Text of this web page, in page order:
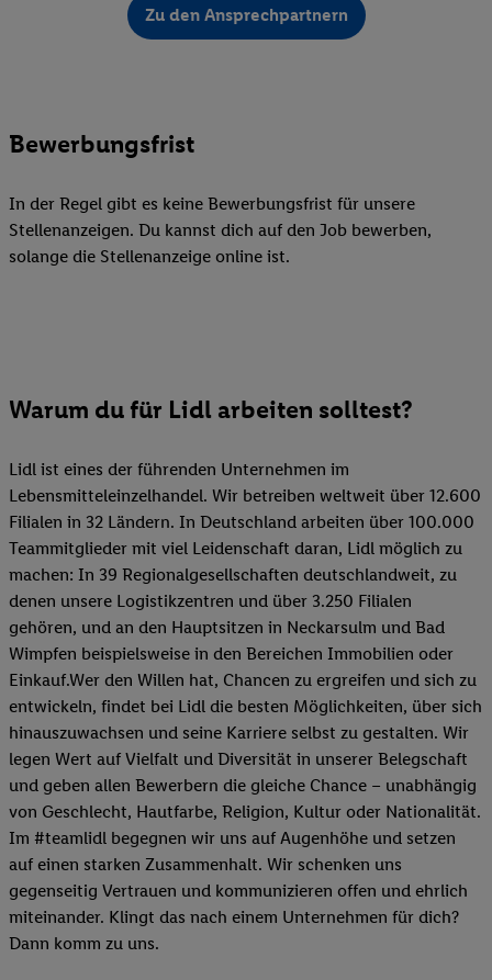
Zu den Ansprechpartnern
Bewerbungsfrist
In der Regel gibt es keine Bewerbungsfrist für unsere
Stellenanzeigen. Du kannst dich auf den Job bewerben,
solange die Stellenanzeige online ist.
Warum du für Lidl arbeiten solltest?
Lidl ist eines der führenden Unternehmen im
Lebensmitteleinzelhandel. Wir betreiben weltweit über 12.600
Filialen in 32 Ländern. In Deutschland arbeiten über 100.000
Teammitglieder mit viel Leidenschaft daran, Lidl möglich zu
machen: In 39 Regionalgesellschaften deutschlandweit, zu
denen unsere Logistikzentren und über 3.250 Filialen
gehören, und an den Hauptsitzen in Neckarsulm und Bad
Wimpfen beispielsweise in den Bereichen Immobilien oder
Einkauf.Wer den Willen hat, Chancen zu ergreifen und sich zu
entwickeln, findet bei Lidl die besten Möglichkeiten, über sich
hinauszuwachsen und seine Karriere selbst zu gestalten. Wir
legen Wert auf Vielfalt und Diversität in unserer Belegschaft
und geben allen Bewerbern die gleiche Chance – unabhängig
von Geschlecht, Hautfarbe, Religion, Kultur oder Nationalität.
Im #teamlidl begegnen wir uns auf Augenhöhe und setzen
auf einen starken Zusammenhalt. Wir schenken uns
gegenseitig Vertrauen und kommunizieren offen und ehrlich
miteinander. Klingt das nach einem Unternehmen für dich?
Dann komm zu uns.​